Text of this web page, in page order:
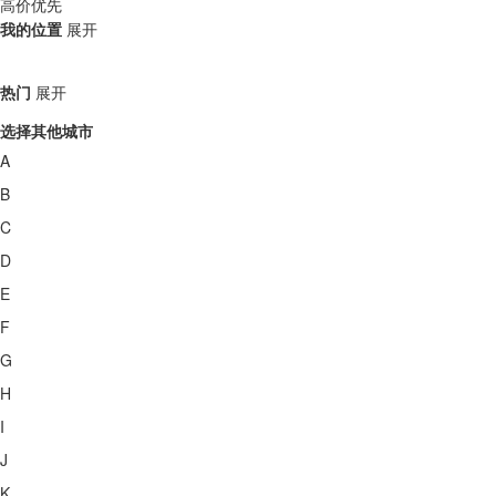
我的位置 展开
热门 展开
选择其他城市
A
B
C
D
E
F
G
H
I
J